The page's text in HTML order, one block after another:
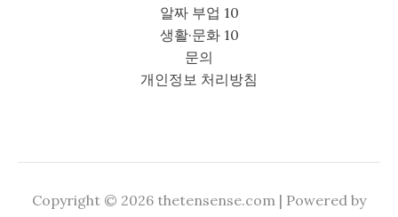
알짜 부업 10
생활·문화 10
문의
개인정보 처리방침
Copyright © 2026 thetensense.com | Powered by